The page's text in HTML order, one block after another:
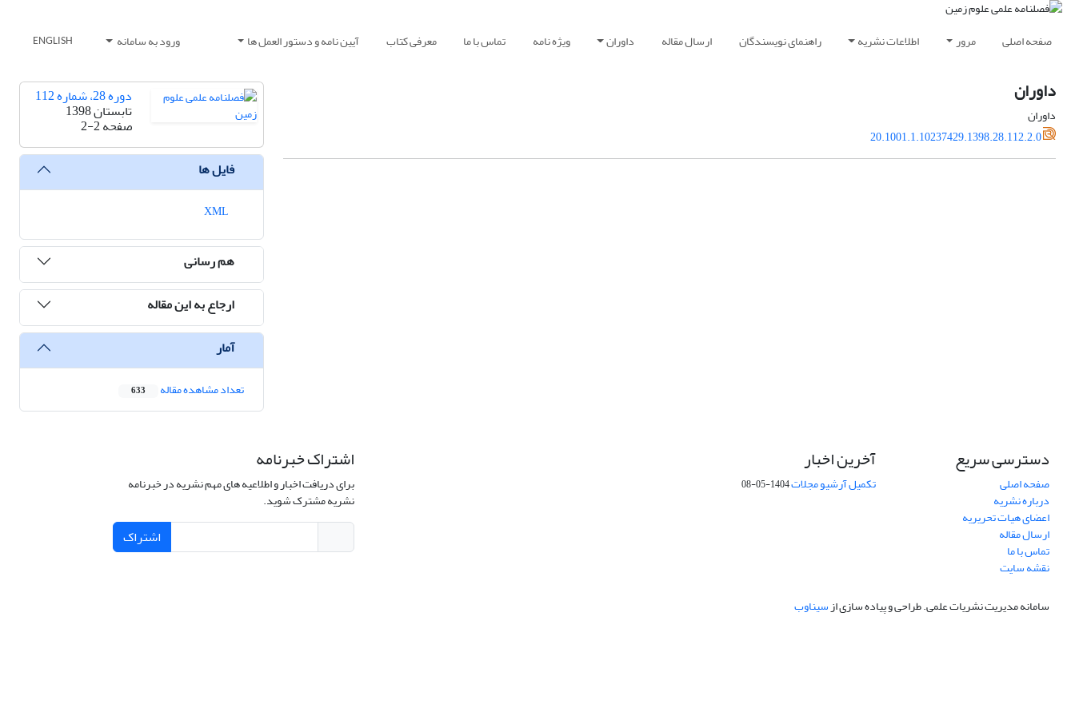
صفحه اصلی مرور اطلاعات نشریه راهنمای نویسندگان ارسال مقاله داوران ویژه نامه تماس با ما معرفی کتاب آیین نامه و دستور العمل ها ورود به سامانه ENGLISH
داوران
داوران
20.1001.1.10237429.1398.28.112.2.0
دوره 28، شماره 112
تابستان 1398
صفحه2-2
فایل ها
هم رسانی
ارجاع به این مقاله
آمار
تعداد مشاهده مقاله 633
دسترسی سریع
صفحه اصلی
درباره نشریه
اعضای هیات تحریریه
ارسال مقاله
تماس با ما
نقشه سایت
آخرین اخبار
تکمیل آرشیو مجلات1404-05-08
اشتراک خبرنامه
برای دریافت اخبار و اطلاعیه های مهم نشریه در خبرنامه
نشریه مشترک شوید.
اشتراک
سامانه مدیریت نشریات علمی.طراحی و پیاده سازی ازسیناوب